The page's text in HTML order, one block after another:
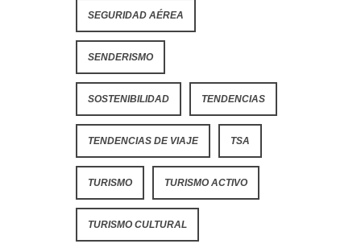
SEGURIDAD AÉREA
SENDERISMO
SOSTENIBILIDAD TENDENCIAS
TENDENCIAS DE VIAJE TSA
TURISMO TURISMO ACTIVO
TURISMO CULTURAL